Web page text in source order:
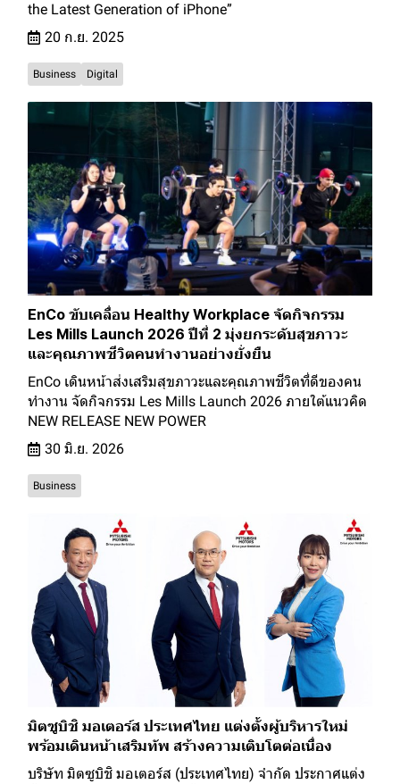
the Latest Generation of iPhone”
20 ก.ย. 2025
Business Digital
EnCo ขับเคลื่อน Healthy Workplace จัดกิจกรรม
Les Mills Launch 2026 ปีที่ 2 มุ่งยกระดับสุขภาวะ
และคุณภาพชีวิตคนทำงานอย่างยั่งยืน
EnCo เดินหน้าส่งเสริมสุขภาวะและคุณภาพชีวิตที่ดีของคน
ทำงาน จัดกิจกรรม Les Mills Launch 2026 ภายใต้แนวคิด
NEW RELEASE NEW POWER
30 มิ.ย. 2026
Business
มิตซูบิชิ มอเตอร์ส ประเทศไทย แต่งตั้งผู้บริหารใหม่
พร้อมเดินหน้าเสริมทัพ สร้างความเติบโตต่อเนื่อง
บริษัท มิตซูบิชิ มอเตอร์ส (ประเทศไทย) จำกัด ประกาศแต่ง